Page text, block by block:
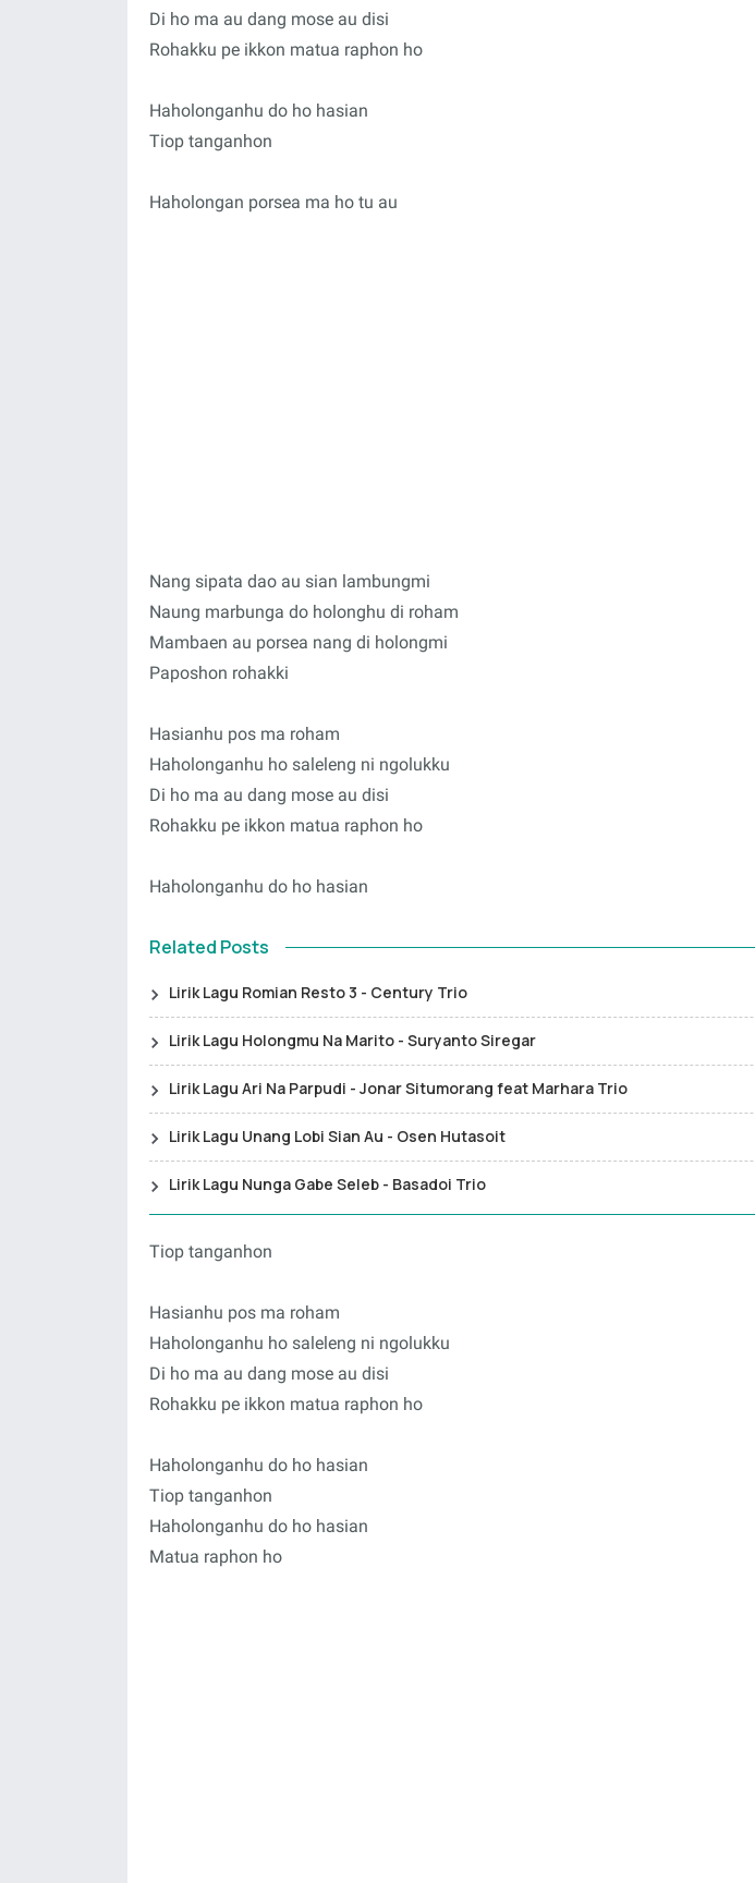
Di ho ma au dang mose au disi
Rohakku pe ikkon matua raphon ho
Haholonganhu do ho hasian
Tiop tanganhon
Haholongan porsea ma ho tu au
Nang sipata dao au sian lambungmi
Naung marbunga do holonghu di roham
Mambaen au porsea nang di holongmi
Paposhon rohakki
Hasianhu pos ma roham
Haholonganhu ho saleleng ni ngolukku
Di ho ma au dang mose au disi
Rohakku pe ikkon matua raphon ho
Haholonganhu do ho hasian
Related Posts
Lirik Lagu Romian Resto 3 - Century Trio
Lirik Lagu Holongmu Na Marito - Suryanto Siregar
Lirik Lagu Ari Na Parpudi - Jonar Situmorang feat Marhara Trio
Lirik Lagu Unang Lobi Sian Au - Osen Hutasoit
Lirik Lagu Nunga Gabe Seleb - Basadoi Trio
Tiop tanganhon
Hasianhu pos ma roham
Haholonganhu ho saleleng ni ngolukku
Di ho ma au dang mose au disi
Rohakku pe ikkon matua raphon ho
Haholonganhu do ho hasian
Tiop tanganhon
Haholonganhu do ho hasian
Matua raphon ho